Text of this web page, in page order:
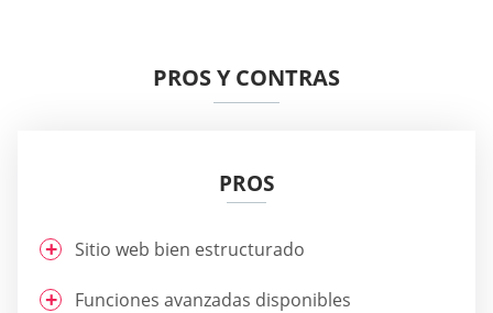
PROS Y CONTRAS
PROS
Sitio web bien estructurado
Funciones avanzadas disponibles